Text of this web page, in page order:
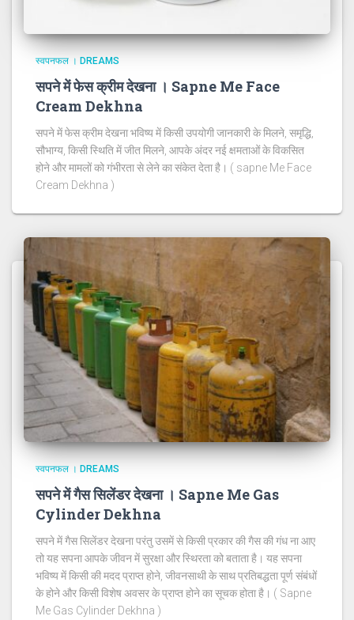
स्वपनफल । DREAMS
सपने में फेस क्रीम देखना । Sapne Me Face
Cream Dekhna
सपने में फेस क्रीम देखना भविष्य में किसी उपयोगी जानकारी के मिलने, समृद्धि,
सौभाग्य, किसी स्थिति में जीत मिलने, आपके अंदर नई क्षमताओं के विकसित
होने और मामलों को गंभीरता से लेने का संकेत देता है। ( sapne Me Face
Cream Dekhna )
स्वपनफल । DREAMS
सपने में गैस सिलेंडर देखना । Sapne Me Gas
Cylinder Dekhna
सपने में गैस सिलेंडर देखना परंतु उसमें से किसी प्रकार की गैस की गंध ना आए
तो यह सपना आपके जीवन में सुरक्षा और स्थिरता को बताता है। यह सपना
भविष्य में किसी की मदद प्राप्त होने, जीवनसाथी के साथ प्रतिबद्धता पूर्ण संबंधों
के होने और किसी विशेष अवसर के प्राप्त होने का सूचक होता है। ( Sapne
Me Gas Cylinder Dekhna )